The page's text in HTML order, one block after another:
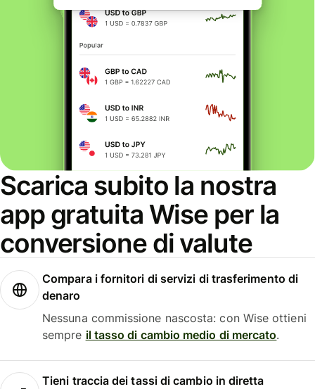
Scarica subito la nostra
app gratuita Wise per la
conversione di valute
Compara i fornitori di servizi di trasferimento di
denaro
Nessuna commissione nascosta: con Wise ottieni
sempre il tasso di cambio medio di mercato.
Tieni traccia dei tassi di cambio in diretta